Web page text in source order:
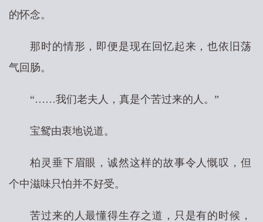
的怀念。
那时的情形，即便是现在回忆起来，也依旧荡
气回肠。
“……我们老夫人，真是个苦过来的人。”
宝鸳由衷地说道。
柏灵垂下眉眼，诚然这样的故事令人慨叹，但
个中滋味只怕并不好受。
苦过来的人最懂得生存之道，只是有的时候，